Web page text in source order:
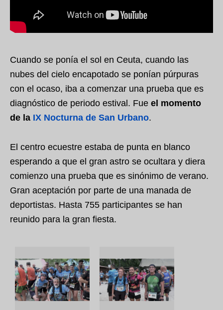
Cuando se ponía el sol en Ceuta, cuando las
nubes del cielo encapotado se ponían púrpuras
con el ocaso, iba a comenzar una prueba que es
diagnóstico de periodo estival. Fue el momento
de la IX Nocturna de San Urbano.
El centro ecuestre estaba de punta en blanco
esperando a que el gran astro se ocultara y diera
comienzo una prueba que es sinónimo de verano.
Gran aceptación por parte de una manada de
deportistas. Hasta 755 participantes se han
reunido para la gran fiesta.